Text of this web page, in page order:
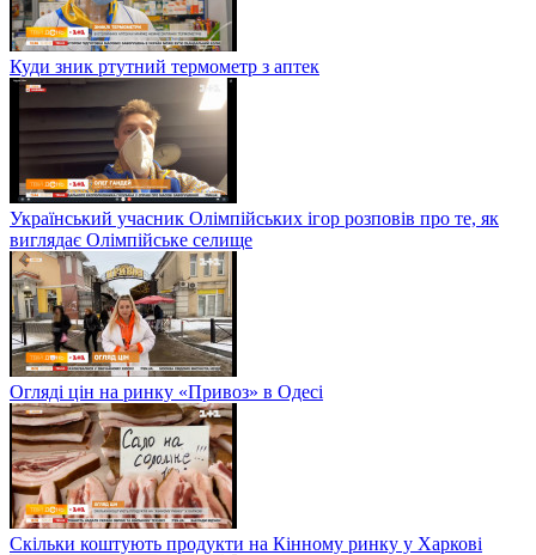
Куди зник ртутний термометр з аптек
Український учасник Олімпійських ігор розповів про те, як
виглядає Олімпійське селище
Огляді цін на ринку «Привоз» в Одесі
Скільки коштують продукти на Кінному ринку у Харкові